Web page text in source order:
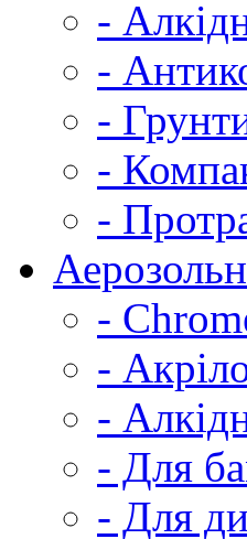
-
-
-
-
-
-
-
-
- Для
- Для